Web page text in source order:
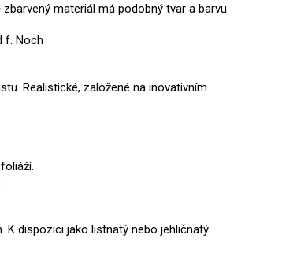
materiál má podobný tvar a barvu
f. Noch
Realistické, založené na inovativním
K dispozici jako listnatý nebo jehličnatý